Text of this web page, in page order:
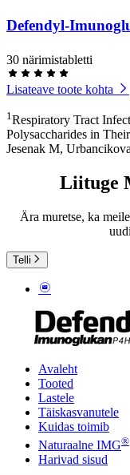
Defendyl-
30 närimistabletti
Lisateave toote kohta
1Respiratory Tract
Polysaccharides in
Jesenak M,
Liituge
Ära muretse, ka
Telli
Avaleht
Tooted
Lastele
Täiskasvanutele
Kuidas toimib
Naturaalne IMG®
Harivad sisud